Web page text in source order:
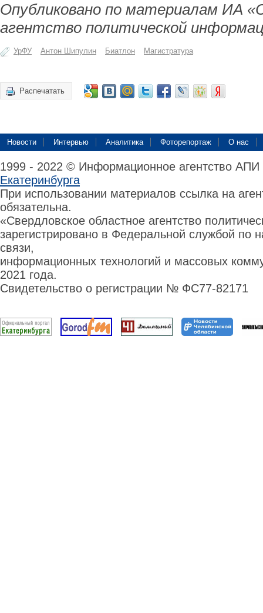
Опубликовано по материалам ИА
агентство политической
УрФУ Антон Шипулин Биатлон Магистратура
Распечатать
Новости Интервью Аналитика Фоторепортаж О нас
1999 - 2022 © Информационное агентство
Екатеринбурга
При использовании материалов ссылка на
обязательна.
«Свердловское областное агентство
зарегистрировано в Федеральной службой по
связи,
информационных технологий и массовых
2021 года.
Свидетельство о регистрации № ФС77-82171